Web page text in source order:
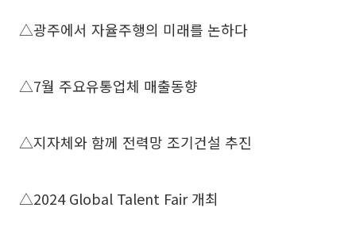
△광주에서 자율주행의 미래를 논하다
△7월 주요유통업체 매출동향
△지자체와 함께 전력망 조기건설 추진
△2024 Global Talent Fair 개최